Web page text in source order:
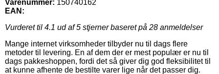
Varenummer: 150740162
EAN:
Vurderet til 4.1 ud af 5 stjerner baseret på 28 anmeldelser
Mange internet virksomheder tilbyder nu til dags flere
metoder til levering. En af dem der er mest populær er nu til
dags pakkeshoppen, fordi det så giver dig god fleksibilitet til
at kunne afhente de bestilte varer lige når det passer dig.